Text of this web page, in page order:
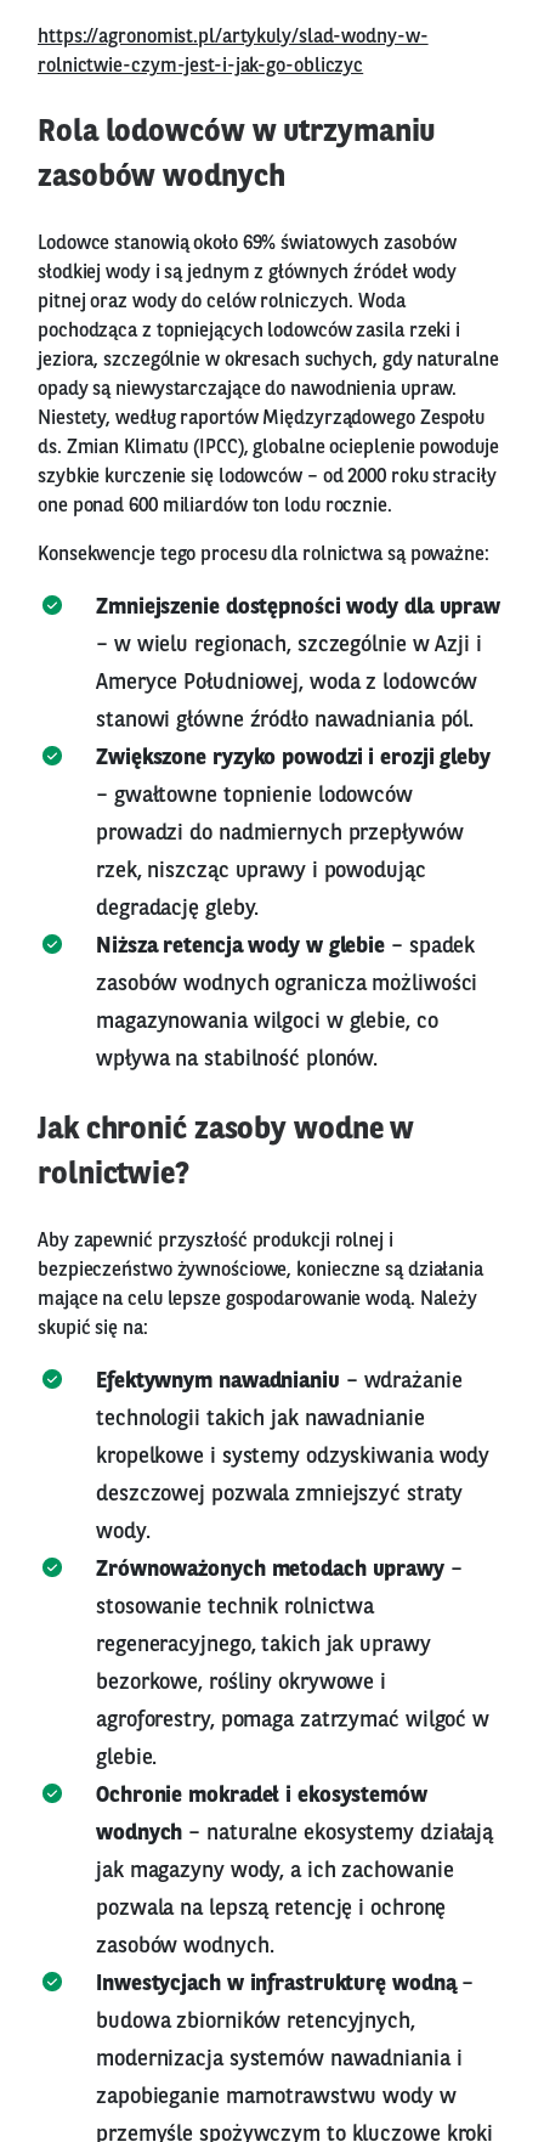
https://agronomist.pl/artykuly/slad-wodny-w-
rolnictwie-czym-jest-i-jak-go-obliczyc
Rola lodowców w utrzymaniu
zasobów wodnych
Lodowce stanowią około 69% światowych zasobów
słodkiej wody i są jednym z głównych źródeł wody
pitnej oraz wody do celów rolniczych. Woda
pochodząca z topniejących lodowców zasila rzeki i
jeziora, szczególnie w okresach suchych, gdy naturalne
opady są niewystarczające do nawodnienia upraw.
Niestety, według raportów Międzyrządowego Zespołu
ds. Zmian Klimatu (IPCC), globalne ocieplenie powoduje
szybkie kurczenie się lodowców – od 2000 roku straciły
one ponad 600 miliardów ton lodu rocznie.
Konsekwencje tego procesu dla rolnictwa są poważne:
Zmniejszenie dostępności wody dla upraw
– w wielu regionach, szczególnie w Azji i
Ameryce Południowej, woda z lodowców
stanowi główne źródło nawadniania pól.
Zwiększone ryzyko powodzi i erozji gleby
– gwałtowne topnienie lodowców
prowadzi do nadmiernych przepływów
rzek, niszcząc uprawy i powodując
degradację gleby.
Niższa retencja wody w glebie – spadek
zasobów wodnych ogranicza możliwości
magazynowania wilgoci w glebie, co
wpływa na stabilność plonów.
Jak chronić zasoby wodne w
rolnictwie?
Aby zapewnić przyszłość produkcji rolnej i
bezpieczeństwo żywnościowe, konieczne są działania
mające na celu lepsze gospodarowanie wodą. Należy
skupić się na:
Efektywnym nawadnianiu – wdrażanie
technologii takich jak nawadnianie
kropelkowe i systemy odzyskiwania wody
deszczowej pozwala zmniejszyć straty
wody.
Zrównoważonych metodach uprawy –
stosowanie technik rolnictwa
regeneracyjnego, takich jak uprawy
bezorkowe, rośliny okrywowe i
agroforestry, pomaga zatrzymać wilgoć w
glebie.
Ochronie mokradeł i ekosystemów
wodnych – naturalne ekosystemy działają
jak magazyny wody, a ich zachowanie
pozwala na lepszą retencję i ochronę
zasobów wodnych.
Inwestycjach w infrastrukturę wodną–
budowa zbiorników retencyjnych,
modernizacja systemów nawadniania i
zapobieganie marnotrawstwu wody w
przemyśle spożywczym to kluczowe kroki